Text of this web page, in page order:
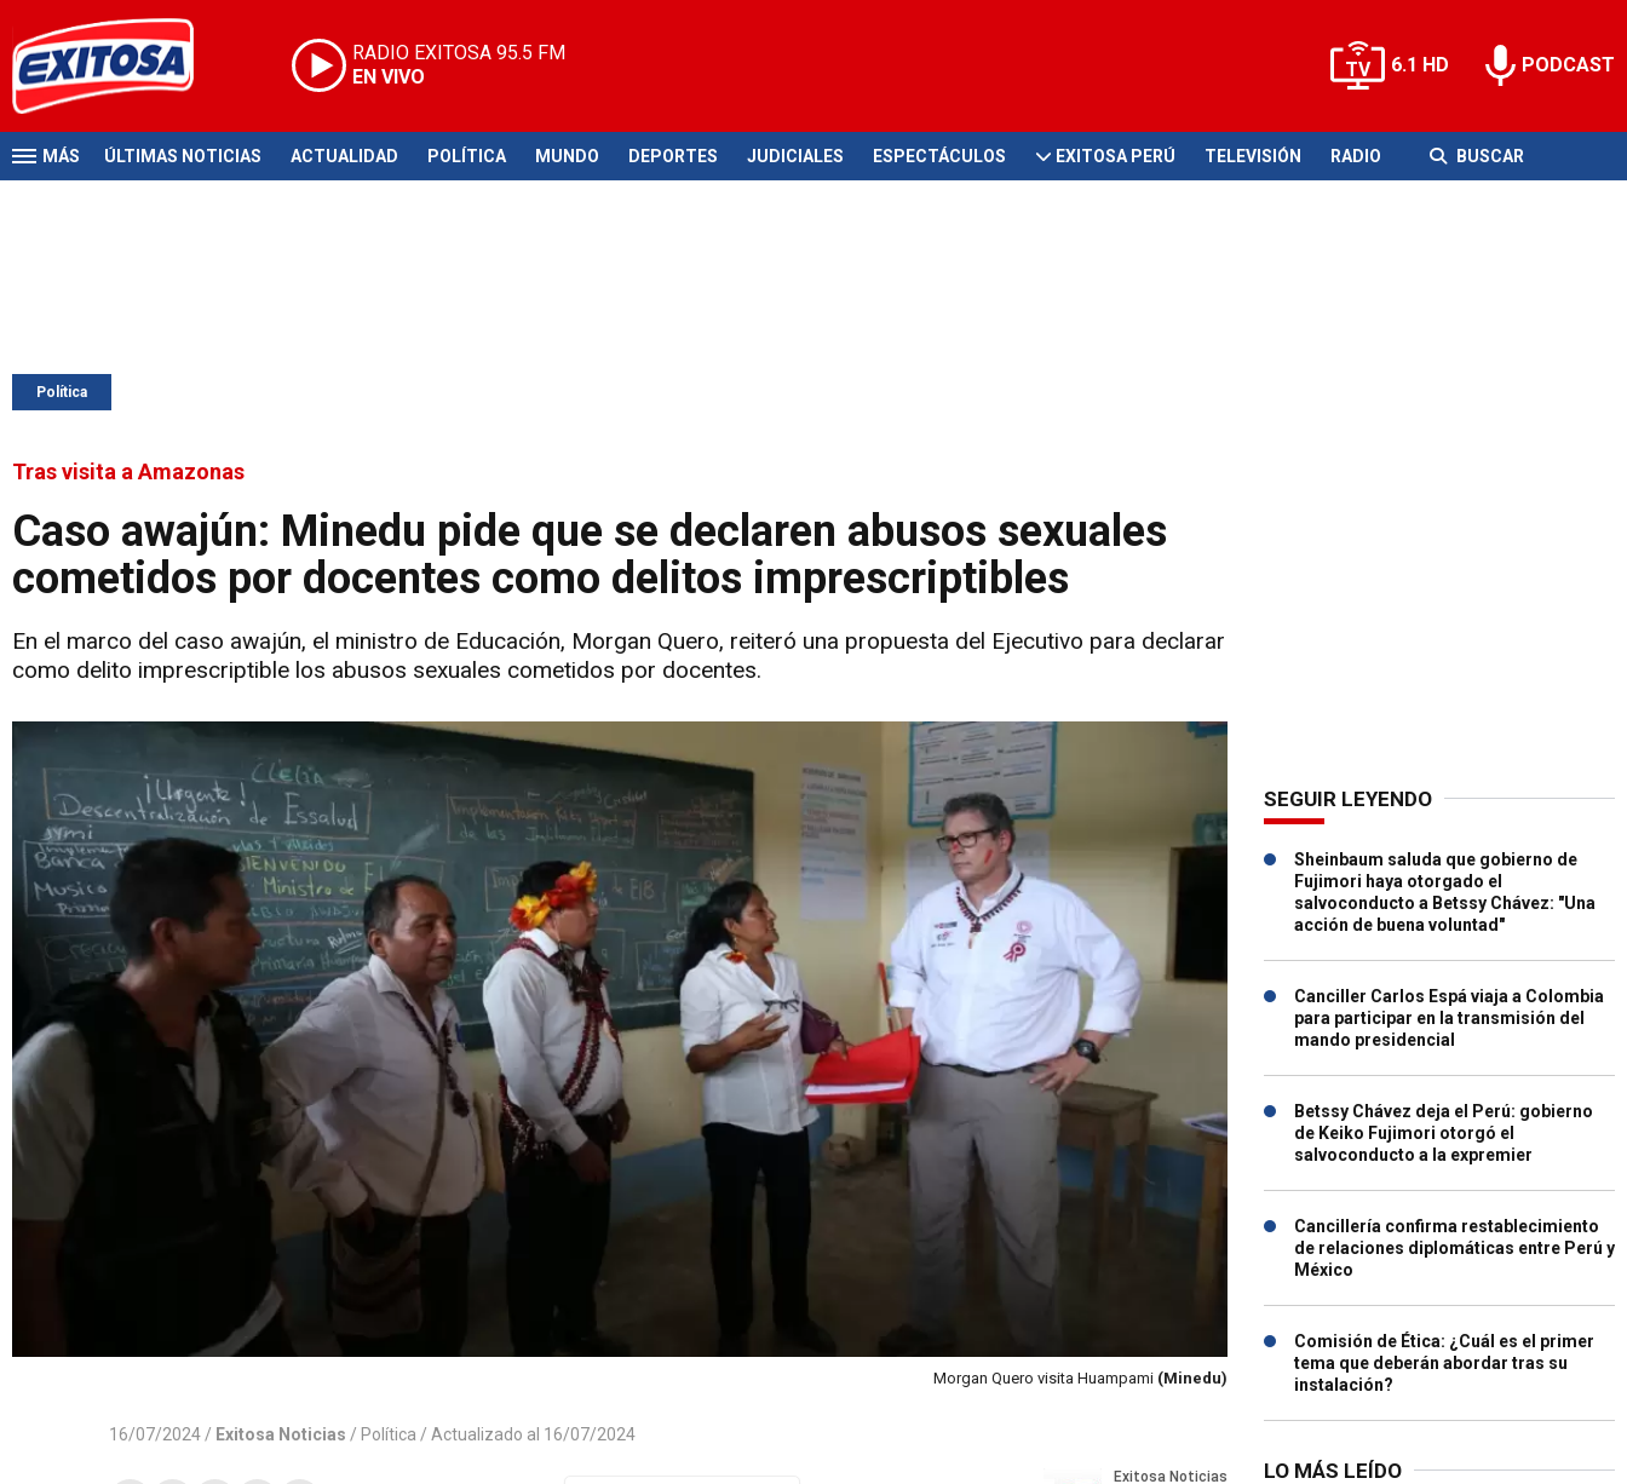
RADIO EXITOSA 95.5 FM
EN VIVO
6.1 HD PODCAST
MÁS ÚLTIMAS NOTICIAS ACTUALIDAD POLÍTICA MUNDO DEPORTES JUDICIALES ESPECTÁCULOS EXITOSA PERÚ TELEVISIÓN RADIO BUSCAR
Política
Tras visita a Amazonas
Caso awajún: Minedu pide que se declaren abusos sexuales
cometidos por docentes como delitos imprescriptibles
En el marco del caso awajún, el ministro de Educación, Morgan Quero, reiteró una propuesta del Ejecutivo para declarar
como delito imprescriptible los abusos sexuales cometidos por docentes.
Morgan Quero visita Huampami (Minedu)
16/07/2024 / Exitosa Noticias / Política / Actualizado al 16/07/2024
SEGUIR LEYENDO
Sheinbaum saluda que gobierno de
Fujimori haya otorgado el
salvoconducto a Betssy Chávez: "Una
acción de buena voluntad"
Canciller Carlos Espá viaja a Colombia
para participar en la transmisión del
mando presidencial
Betssy Chávez deja el Perú: gobierno
de Keiko Fujimori otorgó el
salvoconducto a la expremier
Cancillería confirma restablecimiento
de relaciones diplomáticas entre Perú y
México
Comisión de Ética: ¿Cuál es el primer
tema que deberán abordar tras su
instalación?
LO MÁS LEÍDO